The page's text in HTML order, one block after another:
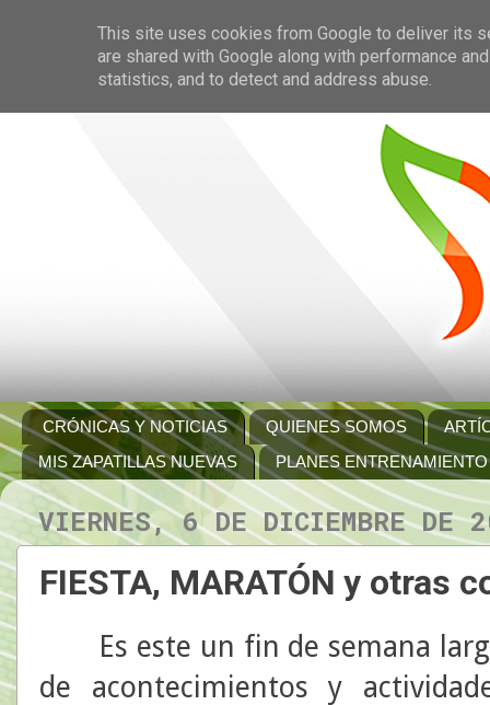
CRÓNICAS Y NOTICIAS QUIENES SOMOS
MIS ZAPATILLAS NUEVAS
PLANES ENTRENAMIENTO
VIERNES, 6 DE DICIEMBRE DE
FIESTA, MARATÓN y otras
Es este un fin de semana
de acontecimientos y
This site uses cookies from Google to deliver its
are shared with Google along with performance
statistics, and to detect and address abuse.